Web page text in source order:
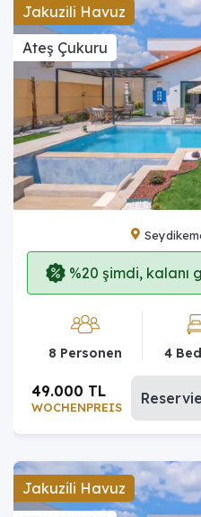
Jakuzili Havuz
Ateş Çukuru
%20 şimdi, kalanı
8 Personen 4
WOCHENPREIS
49.000 TL
Jakuzili Havuz